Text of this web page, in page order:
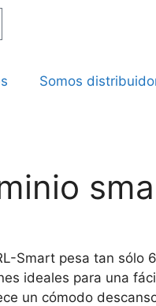
Somos
Smart pesa tan sólo
ideales para una
un cómodo